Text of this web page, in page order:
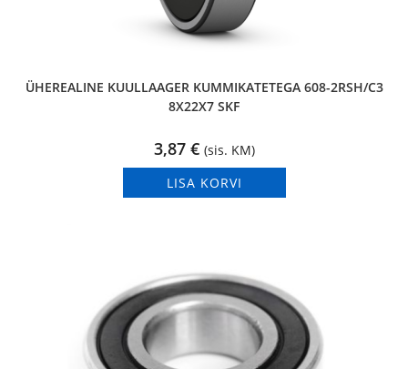
ÜHEREALINE KUULLAAGER KUMMIKATETEGA 608-2RSH/C3
8X22X7 SKF
3,87 € (sis. KM)
LISA KORVI